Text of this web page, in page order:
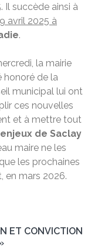
Il succède ainsi à
avril 2025 à
.
la mairie
honoré de la
municipal lui ont
ces nouvelles
et à mettre tout
enjeux de Saclay
maire ne les
les prochaines
en mars 2026.
ET CONVICTION